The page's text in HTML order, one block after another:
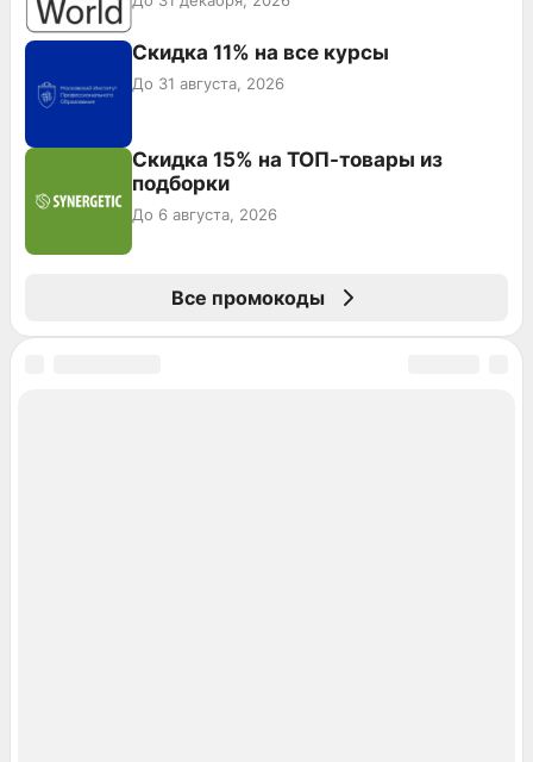
Скидка 11% на все курсы
До 31 августа, 2026
Скидка 15% на ТОП-товары из
подборки
До 6 августа, 2026
Все промокоды